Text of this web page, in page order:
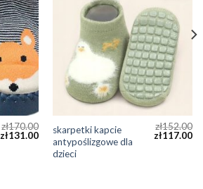
zł170.00
zł131.00
skarpetki kapcie
antypoślizgowe dla
dzieci
zł152.00
zł117.00